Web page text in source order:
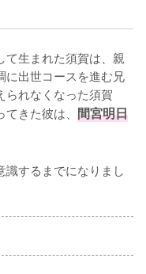
て生まれた須賀は、親
に出世コースを進む兄
られなくなった須賀
きた彼は、 間宮明日
するまでになりまし